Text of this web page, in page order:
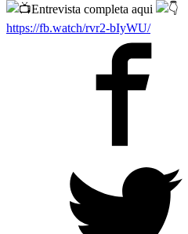
Entrevista completa aqui
https://fb.watch/rvr2-bIyWU/